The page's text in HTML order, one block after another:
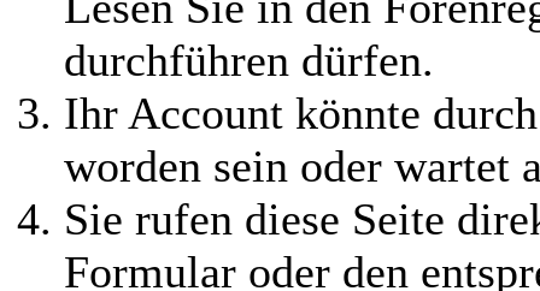
durchführen dürfen.
Ihr Account könnte
worden sein oder wartet
Sie rufen diese Seite
Formular oder den